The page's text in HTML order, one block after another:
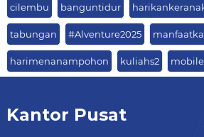
cilembu banguntidur
tabungan #Alventure2025
harimenanampohon kuliahs2
Kantor Pusat